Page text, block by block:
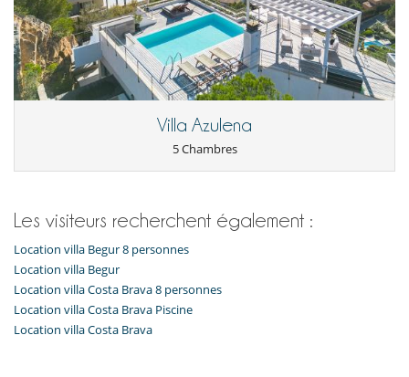
Villa Azulena
5 Chambres
Les visiteurs recherchent également :
Location villa Begur 8 personnes
Location villa Begur
Location villa Costa Brava 8 personnes
Location villa Costa Brava Piscine
Location villa Costa Brava